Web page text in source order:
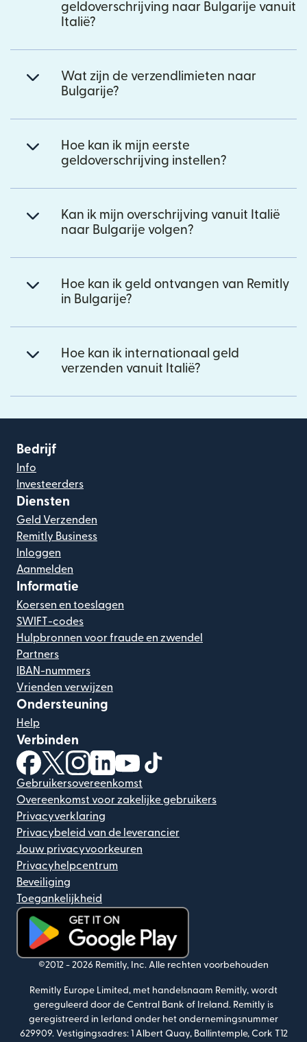
geldoverschrijving naar Bulgarije vanuit
Italië?
Wat zijn de verzendlimieten naar
Bulgarije?
Hoe kan ik mijn eerste
geldoverschrijving instellen?
Kan ik mijn overschrijving vanuit Italië
naar Bulgarije volgen?
Hoe kan ik geld ontvangen van Remitly
in Bulgarije?
Hoe kan ik internationaal geld
verzenden vanuit Italië?
Bedrijf
Info
Investeerders
Diensten
Geld Verzenden
Remitly Business
Inloggen
Aanmelden
Informatie
Koersen en toeslagen
SWIFT-codes
Hulpbronnen voor fraude en zwendel
Partners
IBAN-nummers
Vrienden verwijzen
Ondersteuning
Help
Verbinden
(wordt geopend in een nieuw venster)
(wordt geopend in een nieuw venster)
(wordt geopend in een nieuw venster)
(wordt geopend in een nieuw venster)
(wordt geopend in een nieuw
Gebruikersovereenkomst
Overeenkomst voor zakelijke gebruikers
Privacyverklaring
Privacybeleid van de leverancier
Jouw privacyvoorkeuren
Privacyhelpcentrum
Beveiliging
Toegankelijkheid
(wordt geopend in een nieuw venster)
©2012 - 2026 Remitly, Inc. Alle rechten voorbehouden
Remitly Europe Limited, met handelsnaam Remitly, wordt
gereguleerd door de Central Bank of Ireland. Remitly is
geregistreerd in Ierland onder het ondernemingsnummer
629909. Vestigingsadres: 1 Albert Quay, Ballintemple, Cork T12